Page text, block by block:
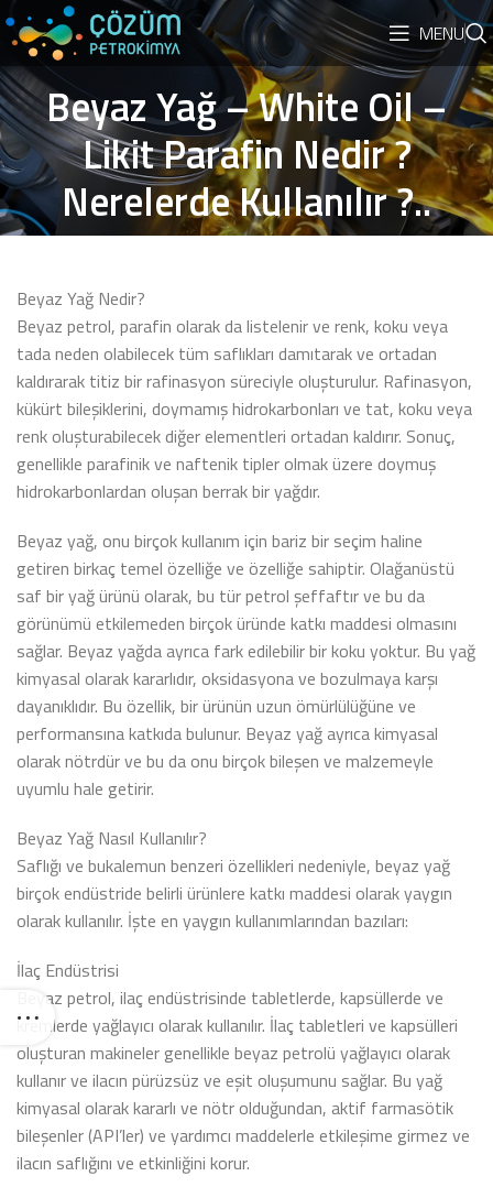
MENU
Beyaz Yağ – White Oil –
Likit Parafin Nedir ?
Nerelerde Kullanılır ?..
Beyaz Yağ Nedir?
Beyaz petrol, parafin olarak da listelenir ve renk, koku veya
tada neden olabilecek tüm saflıkları damıtarak ve ortadan
kaldırarak titiz bir rafinasyon süreciyle oluşturulur. Rafinasyon,
kükürt bileşiklerini, doymamış hidrokarbonları ve tat, koku veya
renk oluşturabilecek diğer elementleri ortadan kaldırır. Sonuç,
genellikle parafinik ve naftenik tipler olmak üzere doymuş
hidrokarbonlardan oluşan berrak bir yağdır.
Beyaz yağ, onu birçok kullanım için bariz bir seçim haline
getiren birkaç temel özelliğe ve özelliğe sahiptir. Olağanüstü
saf bir yağ ürünü olarak, bu tür petrol şeffaftır ve bu da
görünümü etkilemeden birçok üründe katkı maddesi olmasını
sağlar. Beyaz yağda ayrıca fark edilebilir bir koku yoktur. Bu yağ
kimyasal olarak kararlıdır, oksidasyona ve bozulmaya karşı
dayanıklıdır. Bu özellik, bir ürünün uzun ömürlülüğüne ve
performansına katkıda bulunur. Beyaz yağ ayrıca kimyasal
olarak nötrdür ve bu da onu birçok bileşen ve malzemeyle
uyumlu hale getirir.
Beyaz Yağ Nasıl Kullanılır?
Saflığı ve bukalemun benzeri özellikleri nedeniyle, beyaz yağ
birçok endüstride belirli ürünlere katkı maddesi olarak yaygın
olarak kullanılır. İşte en yaygın kullanımlarından bazıları:
İlaç Endüstrisi
Beyaz petrol, ilaç endüstrisinde tabletlerde, kapsüllerde ve
kremlerde yağlayıcı olarak kullanılır. İlaç tabletleri ve kapsülleri
oluşturan makineler genellikle beyaz petrolü yağlayıcı olarak
kullanır ve ilacın pürüzsüz ve eşit oluşumunu sağlar. Bu yağ
kimyasal olarak kararlı ve nötr olduğundan, aktif farmasötik
bileşenler (API’ler) ve yardımcı maddelerle etkileşime girmez ve
ilacın saflığını ve etkinliğini korur.